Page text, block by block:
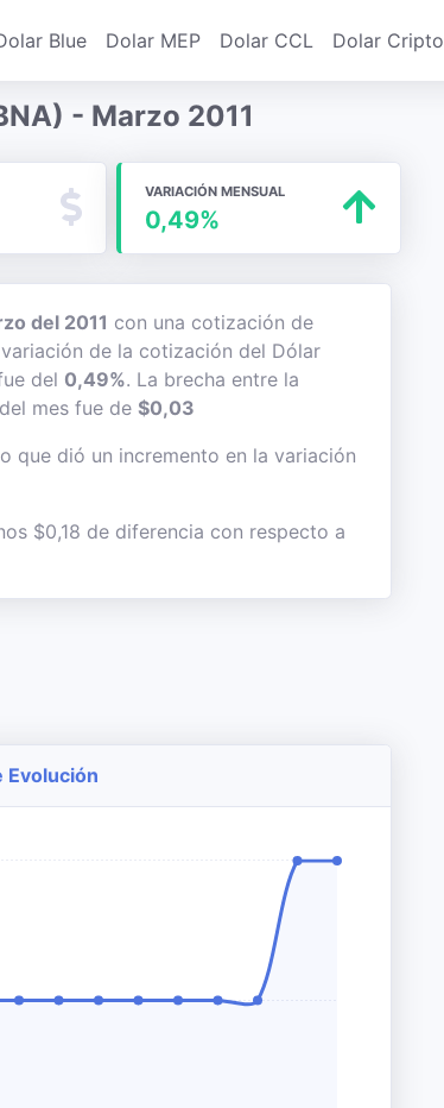
Blue Dolar MEP Dolar CCL Dolar Cripto
- Marzo 2011
VARIACIÓN MENSUAL
0,49%
del 2011 con una cotización de
de la cotización del Dólar
del 0,49%. La brecha entre la
mes fue de $0,03
que dió un incremento en la variación
$0,18 de diferencia con respecto a
Evolución